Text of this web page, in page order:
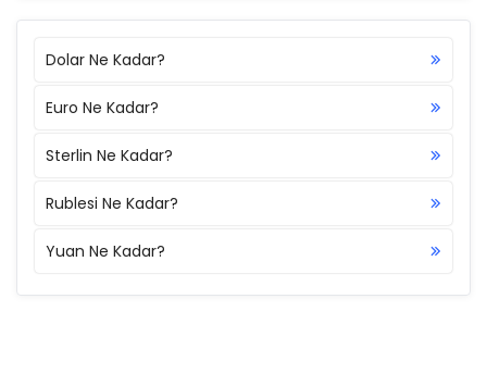
Dolar Ne Kadar?
Euro Ne Kadar?
Sterlin Ne Kadar?
Rublesi Ne Kadar?
Yuan Ne Kadar?